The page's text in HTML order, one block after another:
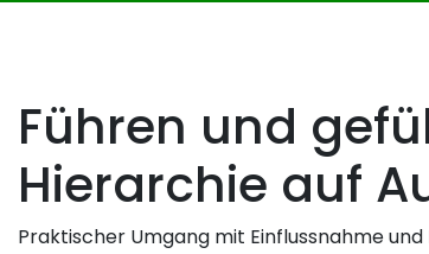
Führen und
Hierarchie auf
Praktischer Umgang mit Einflussnahme